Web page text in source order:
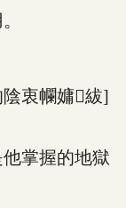
衷幱嫞紱]
掌握的地獄